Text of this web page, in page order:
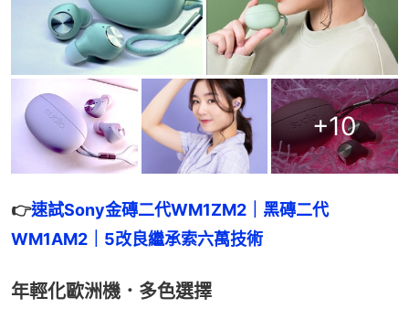
+10
👉速試Sony金磚二代WM1ZM2｜黑磚二代
WM1AM2｜5改良繼承索六萬技術
年輕化歐洲機．多色選擇